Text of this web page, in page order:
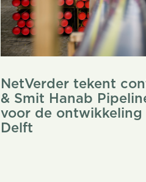
NetVerder tekent
& Smit Hanab
voor de
Delft